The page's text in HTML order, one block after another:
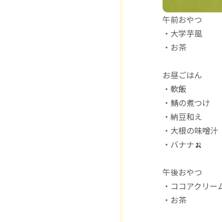
午前おやつ
・大学芋風
・お茶
お昼ごはん
・軟飯
・鯖の煮つけ
・納豆和え
・大根の味噌汁
・バナナ🍌
午後おやつ
・ココアクリー
・お茶